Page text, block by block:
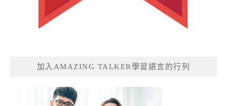
加入AMAZING TALKER學習語言的行列